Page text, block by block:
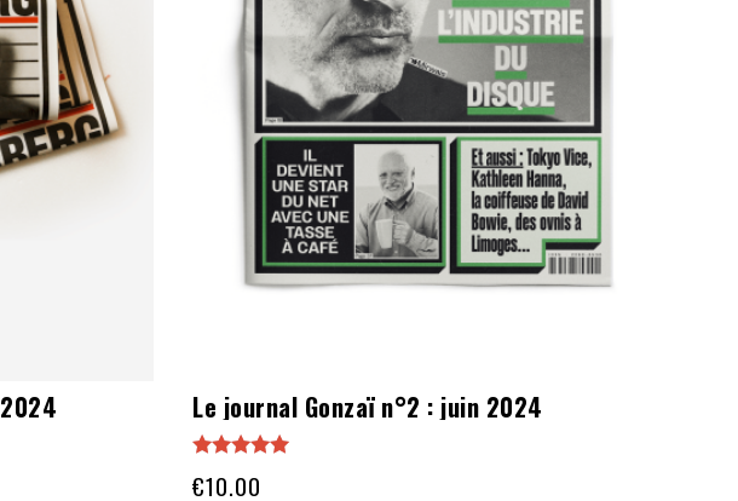
Le journal Gonzaï n°2 : juin 2024
5.00
€10.00